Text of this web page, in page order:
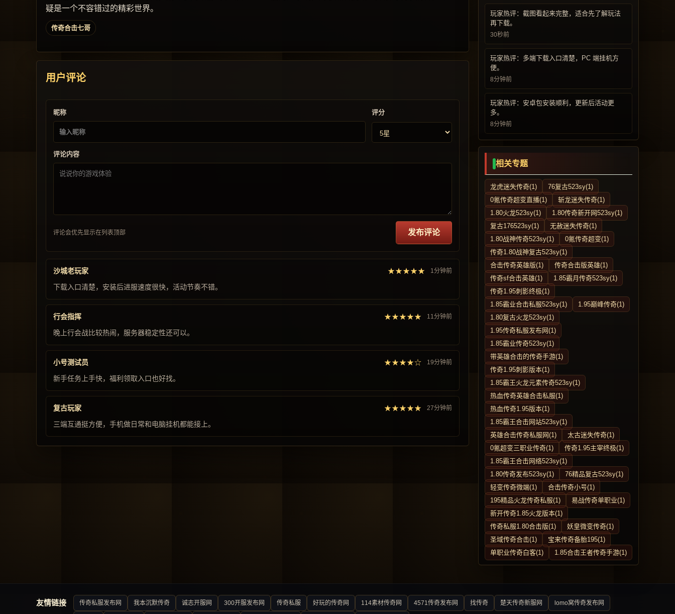
疑是一个不容错过的精彩世界。
传奇合击七哥
用户评论
昵称 评分
评论内容
评论会优先显示在列表顶部 发布评论
沙城老玩家 ★★★★★ 1分钟前
下载入口清楚，安装后进服速度很快，活动节奏不错。
行会指挥 ★★★★★ 11分钟前
晚上行会战比较热闹，服务器稳定性还可以。
小号测试员 ★★★★☆ 19分钟前
新手任务上手快，福利领取入口也好找。
复古玩家 ★★★★★ 27分钟前
三端互通挺方便，手机做日常和电脑挂机都能接上。
玩家热评：截图看起来完整，适合先了解玩法
再下载。
30秒前
玩家热评：多端下载入口清楚，PC 端挂机方
便。
8分钟前
玩家热评：安卓包安装顺利，更新后活动更
多。
8分钟前
相关专题
龙虎迷失传奇(1)
76复古523sy(1)
0氪传奇超变直播(1)
斩龙迷失传奇(1)
1.80火龙523sy(1)
1.80传奇新开网523sy(1)
复古176523sy(1)
无赦迷失传奇(1)
1.80战神传奇523sy(1)
0氪传奇超变(1)
传奇1.80战神复古523sy(1)
合击传奇英雄版(1)
传奇合击版英雄(1)
传奇sf合击英雄(1)
1.85霸月传奇523sy(1)
传奇1.95刺影终极(1)
1.85霸业合击私服523sy(1)
1.95巅峰传奇(1)
1.80复古火龙523sy(1)
1.95传奇私服发布网(1)
1.85霸业传奇523sy(1)
带英雄合击的传奇手游(1)
传奇1.95刺影版本(1)
1.85霸王火龙元素传奇523sy(1)
热血传奇英雄合击私服(1)
热血传奇1.95版本(1)
1.85霸王合击网站523sy(1)
英雄合击传奇私服网(1)
太古迷失传奇(1)
0氪超变三职业传奇(1)
传奇1.95主宰终极(1)
1.85霸王合击网络523sy(1)
1.80传奇发布523sy(1)
76精品复古523sy(1)
轻变传奇微端(1)
合击传奇小号(1)
195精品火龙传奇私服(1)
易战传奇单职业(1)
新开传奇1.85火龙版本(1)
传奇私服1.80合击版(1)
妖皇微变传奇(1)
圣域传奇合击(1)
宝来传奇备胎195(1)
单职业传奇白客(1)
1.85合击王者传奇手游(1)
友情链接 传奇私服发布网 我本沉默传奇 诚志开服网 300开服发布网 传奇私服 好玩的传奇网 114素材传奇网 4571传奇发布网 找传奇 楚天传奇新服网 lomo窝传奇发布网